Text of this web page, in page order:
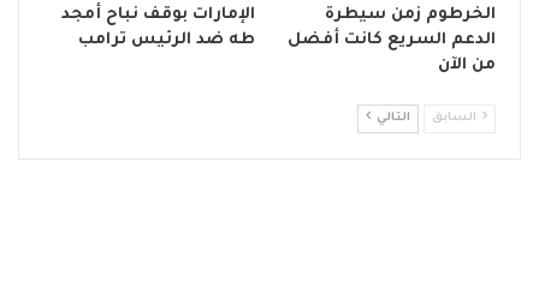
الخرطوم زمن سيطرة
الدعم السريع كانت أفضل
من الآن
الإمارات بوقف نباح أمجد
طه ضد الرئيس ترامب
السابق التالي